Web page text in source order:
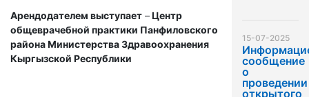
Арендодателем выступает –Центр
общеврачебной практики Панфиловского
района Министерства Здравоохранения
Кыргызской Республики
15-07-2025
сообщение
о
проведении
открытого